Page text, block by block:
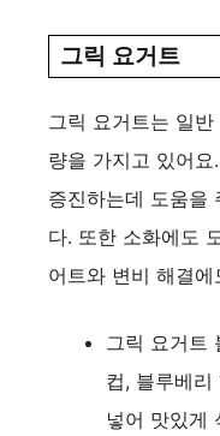
그릭 요거트
그릭 요거트는 일
량을 가지고 있어
증진하는데 도움을
다. 또한 소화에도
어트와 변비 해결에
그릭 요거트
컵, 블루베리
넣어 맛있게